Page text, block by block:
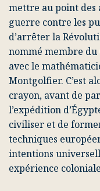
mettre au point des
guerre contre les
d’arrêter la
nommé membre du
avec le
Montgolfier. C’est
crayon, avant de
l’expédition
civiliser et de
techniques
intentions
expérience